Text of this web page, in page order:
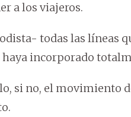
a los viajeros.
todas las líneas
incorporado
si no, el movimiento